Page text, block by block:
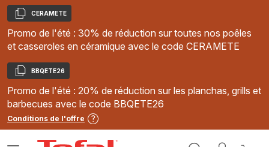
Copier
CERAMETE
Promo de l'été : 30% de réduction sur toutes nos poêles
et casseroles en céramique avec le code CERAMETE
Copier
BBQETE26
Promo de l'été : 20% de réduction sur les planchas, grills et
barbecues avec le code BBQETE26
Conditions de l'offre